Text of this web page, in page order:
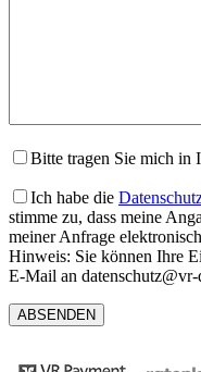
Bitte tragen Sie mich in
Ich habe die
stimme zu, dass meine
meiner Anfrage
Hinweis: Sie können Ihre
E-Mail an